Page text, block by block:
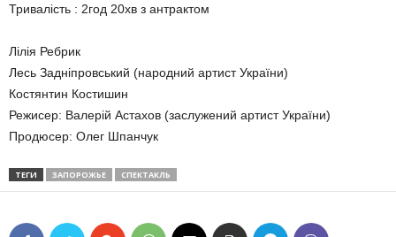
Тривалість : 2год 20хв з антрактом
Лілія Ребрик
Лесь Задніпровський (народний артист України)
Костянтин Костишин
Режисер: Валерій Астахов (заслужений артист України)
Продюсер: Олег Шпанчук
ТЕГИ ЗАПОРОЖЬЕ СПЕКТАКЛЬ